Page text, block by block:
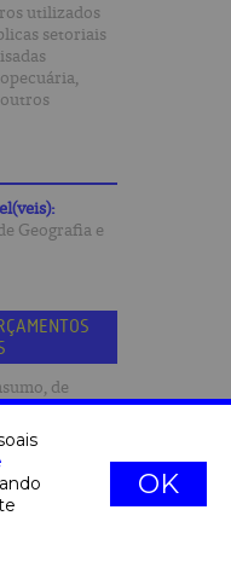
OK
utilizados
setoriais
Geografia e
de
da
de
análise dos